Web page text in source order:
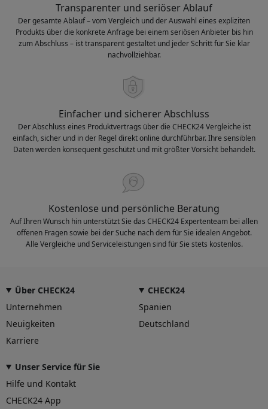
Transparenter und seriöser Ablauf
Der gesamte Ablauf – vom Vergleich und der Auswahl eines expliziten
Produkts über die konkrete Anfrage bei einem seriösen Anbieter bis hin
zum Abschluss – ist transparent gestaltet und jeder Schritt für Sie klar
nachvollziehbar.
Einfacher und sicherer Abschluss
Der Abschluss eines Produktvertrags über die CHECK24 Vergleiche ist
einfach, sicher und in der Regel direkt online durchführbar. Ihre sensiblen
Daten werden konsequent geschützt und mit größter Vorsicht behandelt.
Kostenlose und persönliche Beratung
Auf Ihren Wunsch hin unterstützt Sie das CHECK24 Expertenteam bei allen
offenen Fragen sowie bei der Suche nach dem für Sie idealen Angebot.
Alle Vergleiche und Serviceleistungen sind für Sie stets kostenlos.
Über CHECK24
Unternehmen
Neuigkeiten
Karriere
CHECK24
Spanien
Deutschland
Unser Service für Sie
Hilfe und Kontakt
CHECK24 App